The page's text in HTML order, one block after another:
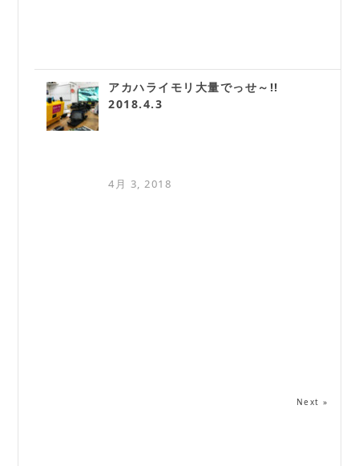
アカハライモリ大量でっせ～!!
2018.4.3
4月 3, 2018
Next »